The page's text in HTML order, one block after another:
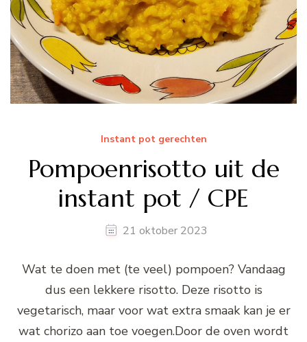
Instant pot gerechten
Pompoenrisotto uit de
instant pot / CPE
21 oktober 2023
Wat te doen met (te veel) pompoen? Vandaag
dus een lekkere risotto. Deze risotto is
vegetarisch, maar voor wat extra smaak kan je er
wat chorizo aan toe voegen.Door de oven wordt